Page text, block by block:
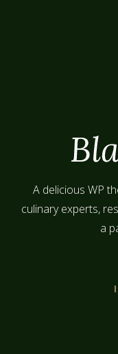
A delicious WP
culinary experts,
a